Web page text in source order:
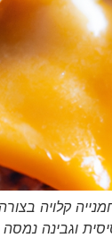
קלויה
וגבינה נמסה